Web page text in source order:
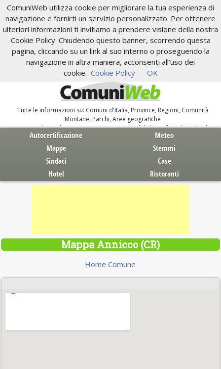
ComuniWeb utilizza cookie per migliorare la tua esperienza di
navigazione e fornirti un servizio personalizzato. Per ottenere
ulteriori informazioni ti invitiamo a prendere visione della nostra
Cookie Policy. Chiudendo questo banner, scorrendo questa
pagina, cliccando su un link al suo interno o proseguendo la
navigazione in altra maniera, acconsenti all'uso dei
cookie. Cookie Policy OK
Tutte le informazioni su: Comuni d'Italia, Province, Regioni, Comunità
Montane, Parchi, Aree geografiche
Servizi al Cittadino. Autocertificazione, moduli, leggi, free download
Autocertificazione
Meteo
Mappe
Stemmi
Sindaci
Case
Hotel
Ristoranti
Mappa Annicco (CR)
Home Comune